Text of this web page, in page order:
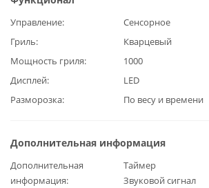
Управление
Сенсорное
Гриль
Кварцевый
Мощность гриля
1000
Дисплей
LED
Разморозка
По весу и времени
Дополнительная информация
Дополнительная
информация
Таймер
Звуковой сигнал